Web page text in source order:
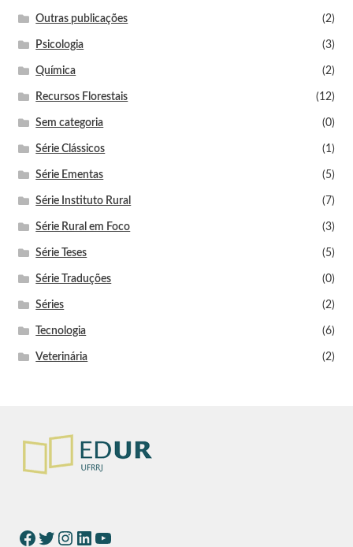
Outras publicações (2)
Psicologia (3)
Química (2)
Recursos Florestais (12)
Sem categoria (0)
Série Clássicos (1)
Série Ementas (5)
Série Instituto Rural (7)
Série Rural em Foco (3)
Série Teses (5)
Série Traduções (0)
Séries (2)
Tecnologia (6)
Veterinária (2)